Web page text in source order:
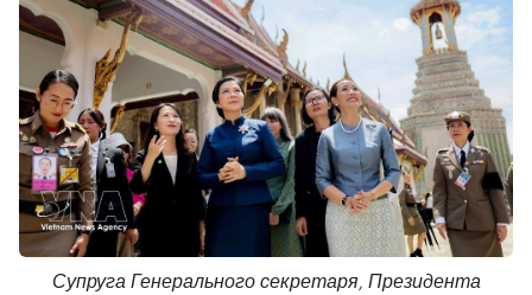
Супруга Генерального секретаря, Президента